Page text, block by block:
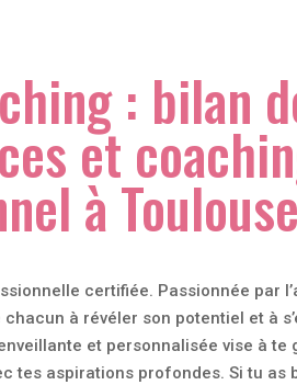
: bilan
et
à
certifiée. Passionnée par
chacun à révéler son potentiel et à
et personnalisée vise à te
tes aspirations profondes. Si tu as